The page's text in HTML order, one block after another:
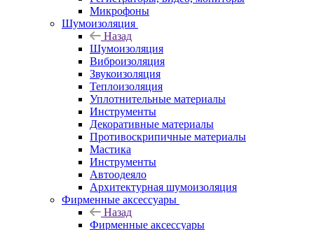
Микрофоны
Шумоизоляция
Назад
Шумоизоляция
Виброизоляция
Звукоизоляция
Теплоизоляция
Уплотнительные материалы
Инструменты
Декоративные материалы
Противоскрипичные материалы
Мастика
Инструменты
Автоодеяло
Архитектурная шумоизоляция
Фирменные аксессуары
Назад
Фирменные аксессуары